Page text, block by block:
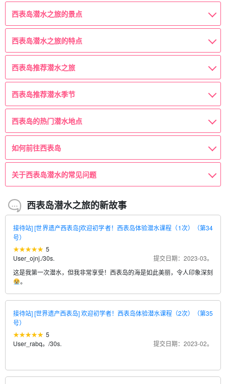
西表岛潜水之旅的景点
西表岛潜水之旅的特点
西表岛推荐潜水之旅
西表岛推荐潜水季节
西表岛的热门潜水地点
如何前往西表岛
关于西表岛潜水的常见问题
西表岛潜水之旅的新故事
接待站] [世界遗产西表岛]欢迎初学者！西表岛体验潜水课程（1次）（第34
号）
5
User_ojnj./30s.
提交日期：2023-03。
这是我第一次潜水，但我非常享受！西表岛的海是如此美丽，令人印象深刻
。
接待站] [世界遗产西表岛] 欢迎初学者！西表岛体验潜水课程（2次）（第35
号）
5
User_rabq。 /30s. 提交日期：2023-02。